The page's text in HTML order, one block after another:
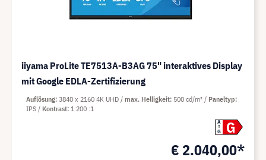
iiyama ProLite TE7513A-B3AG 75" interaktives Display
mit Google EDLA-Zertifizierung
A
G
G
€ 2.040,00*
Auflösung 3840 x 2160 4K UHD max. Helligkeit 500 cd/m²
Paneltyp
IPS
Kontrast 1.200 :1